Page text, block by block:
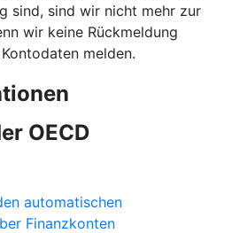
sind, sind wir nicht mehr zur
wir keine Rückmeldung
melden.
OECD
automatischen
Finanzkonten